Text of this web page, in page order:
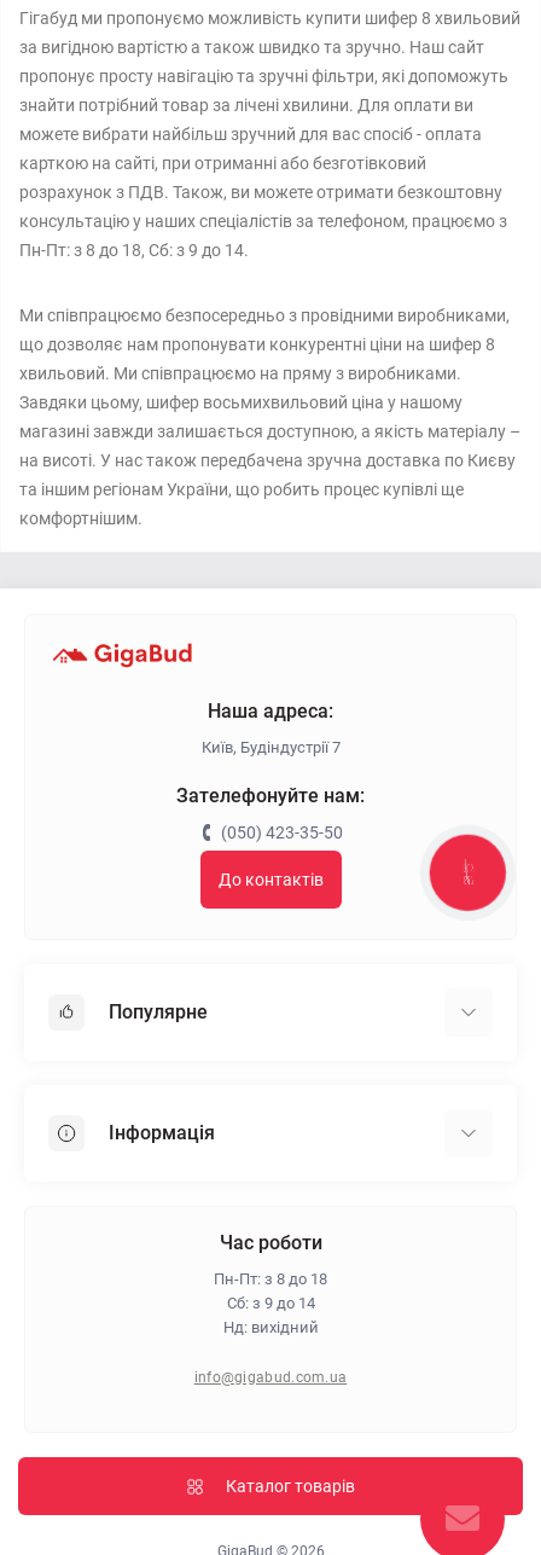
Гігабуд ми пропонуємо можливість купити шифер 8 хвильовий
за вигідною вартістю а також швидко та зручно. Наш сайт
пропонує просту навігацію та зручні фільтри, які допоможуть
знайти потрібний товар за лічені хвилини. Для оплати ви
можете вибрати найбільш зручний для вас спосіб - оплата
карткою на сайті, при отриманні або безготівковий
розрахунок з ПДВ. Також, ви можете отримати безкоштовну
консультацію у наших спеціалістів за телефоном, працюємо з
Пн-Пт: з 8 до 18, Сб: з 9 до 14.
Ми співпрацюємо безпосередньо з провідними виробниками,
що дозволяє нам пропонувати конкурентні ціни на шифер 8
хвильовий. Ми співпрацюємо на пряму з виробниками.
Завдяки цьому, шифер восьмихвильовий ціна у нашому
магазині завжди залишається доступною, а якість матеріалу –
на висоті. У нас також передбачена зручна доставка по Києву
та іншим регіонам України, що робить процес купівлі ще
комфортнішим.
Наша адреса:
Київ, Будіндустрії 7
Зателефонуйте нам:
(050) 423-35-50
До контактів
Популярне
Пінопласт
Інформація
Гарантія та повернення
Політика конфіденційності
Час роботи
Пн-Пт: з 8 до 18
Сб: з 9 до 14
Нд: вихідний
info@gigabud.com.ua
Каталог товарів
GigaBud © 2026
КНОПКА
ЗВ'ЯЗКУ